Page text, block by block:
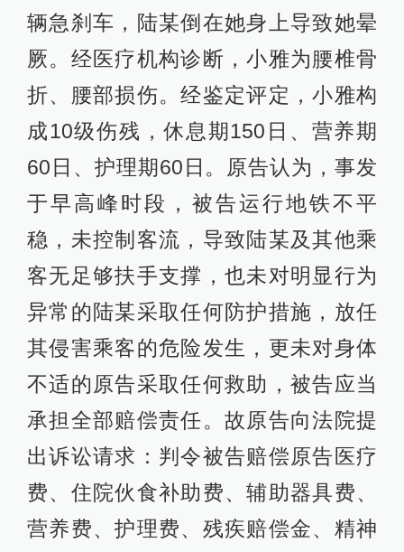
辆急刹车，陆某倒在她身上导致她晕
厥。经医疗机构诊断，小雅为腰椎骨
折、腰部损伤。经鉴定评定，小雅构
成10级伤残，休息期150日、营养期
60日、护理期60日。原告认为，事发
于早高峰时段，被告运行地铁不平
稳，未控制客流，导致陆某及其他乘
客无足够扶手支撑，也未对明显行为
异常的陆某采取任何防护措施，放任
其侵害乘客的危险发生，更未对身体
不适的原告采取任何救助，被告应当
承担全部赔偿责任。故原告向法院提
出诉讼请求：判令被告赔偿原告医疗
费、住院伙食补助费、辅助器具费、
营养费、护理费、残疾赔偿金、精神